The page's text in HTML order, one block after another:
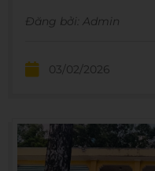
HỌC TÔN ĐỨC THẮNG
Đăng bởi: Admin
03/02/2026